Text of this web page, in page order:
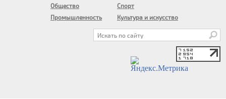
Общество
Промышленность
Спорт
Культура и искусство